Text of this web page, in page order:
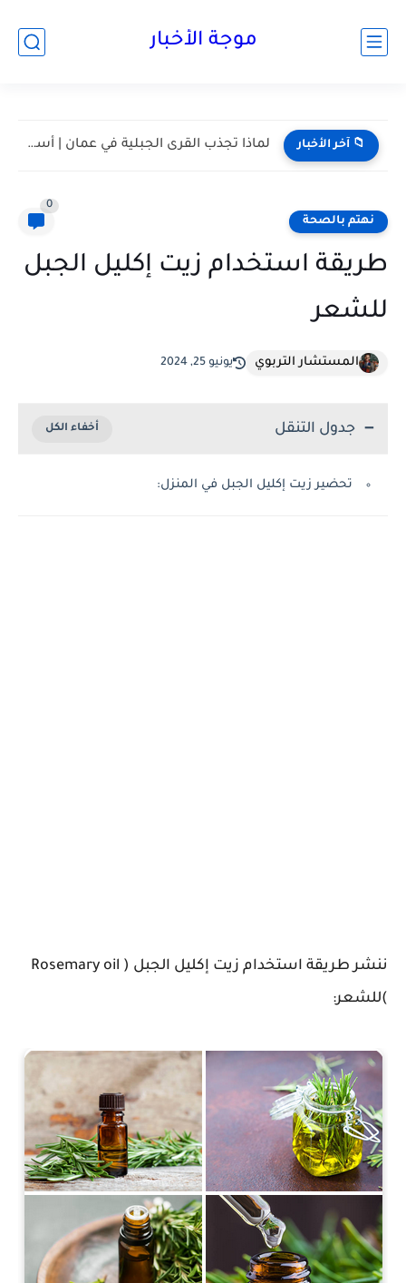
موجة الأخبار
📁 آخر الأخبار مسقط واحدة من أكثر المدن هدوءا في الخليج | أعرف...
نهتم بالصحة
0
طريقة استخدام زيت إكليل الجبل
للشعر
المستشار التربوي يونيو 25, 2024
جدول التنقل
تحضير زيت إكليل الجبل في المنزل:
ننشر طريقة استخدام زيت إكليل الجبل ( Rosemary oil
)للشعر: